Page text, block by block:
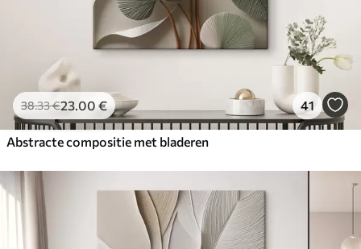
38.33€23.00 € 41
Abstracte compositie met bladeren